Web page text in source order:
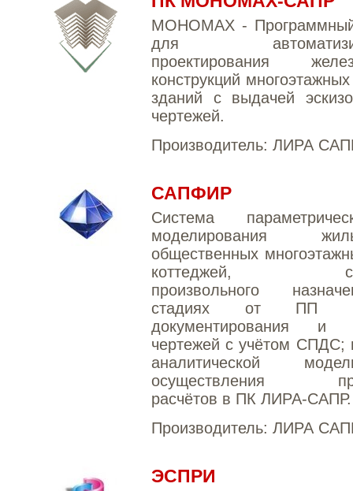
МОНОМАХ - Программный
для
проектирования
конструкций
зданий с выдачей
чертежей.
Производитель: ЛИРА
САПФИР
Система
моделирования
общественных
коттеджей,
произвольного
стадиях от ПП
документирования и
чертежей с учётом СПДС;
аналитической
осуществления
расчётов в ПК ЛИРА-САПР.
Производитель: ЛИРА
ЭСПРИ